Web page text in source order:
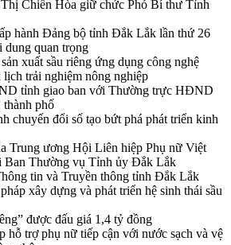
Chiến Hòa giữ chức Phó Bí thư Tỉnh
hành Đảng bộ tỉnh Đắk Lắk lần thứ 26
dung quan trọng
xuất sầu riêng ứng dụng công nghệ
trải nghiệm nông nghiệp
tỉnh giao ban với Thường trực HĐND
thành phố
chuyển đổi số tạo bứt phá phát triển kinh
Trung ương Hội Liên hiệp Phụ nữ Việt
Ban Thường vụ Tỉnh ủy Đắk Lắk
tin và Truyền thông tỉnh Đắk Lắk
xây dựng và phát triển hệ sinh thái sầu
được đấu giá 1,4 tỷ đồng
hỗ trợ phụ nữ tiếp cận với nước sạch và vệ